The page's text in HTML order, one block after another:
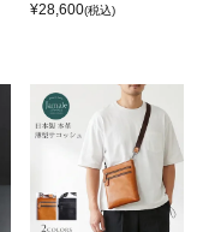
¥28,600(税込)